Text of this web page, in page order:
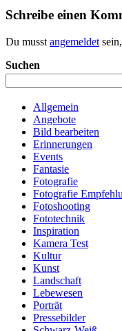
Schreibe einen
Du musst angemeldet
Suchen
Allgemein
Angebote
Bild bearbeiten
Erinnerungen
Events
Fantasie
Fotografie
Fotografie
Fotoshooting
Fototechnik
Inspiration
Kamera Test
Kultur
Kunst
Landschaft
Lebewesen
Porträt
Pressebilder